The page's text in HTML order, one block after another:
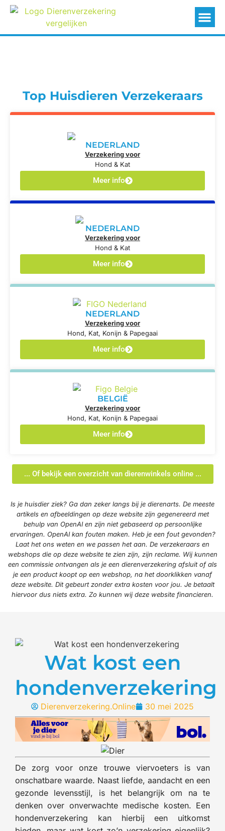
Top Huisdieren Verzekeraars
NEDERLAND
Verzekering voor
Hond & Kat
Meer info
NEDERLAND
Verzekering voor
Hond & Kat
Meer info
NEDERLAND
Verzekering voor
Hond, Kat, Konijn & Papegaai
Meer info
BELGIË
Verzekering voor
Hond, Kat, Konijn & Papegaai
Meer info
... Of bekijk een overzicht van dierenwinkels online ...
Is je huisdier ziek? Ga dan zeker langs bij je dierenarts. De meeste
artikels en afbeeldingen op deze website zijn gegenereerd met
behulp van OpenAI en zijn niet gebaseerd op persoonlijke
ervaringen. OpenAI kan fouten maken. Heb je een fout gevonden?
Laat het ons weten en we passen het aan. De verzekeraars en
webshops die op deze website te zien zijn, zijn reclame. Wij kunnen
een commissie ontvangen als je een dierenverzekering afsluit of als
je een product koopt op een webshop, na het doorklikken vanaf
deze website. Dit gebeurt zonder extra kosten voor jou. Je betaalt
hiervoor dus niets extra. Zo kunnen wij deze website financieren.
Wat kost een
hondenverzekering
Dierenverzekering.Online 30 mei 2025
De zorg voor onze trouwe viervoeters is van
onschatbare waarde. Naast liefde, aandacht en een
gezonde levensstijl, is het belangrijk om na te
denken over onverwachte medische kosten. Een
hondenverzekering kan hierbij een uitkomst